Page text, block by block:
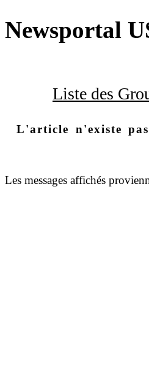
Newsportal
Liste des
L'article n'existe
Les messages affichés